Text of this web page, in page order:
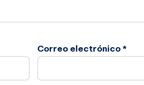
Correo electrónico*